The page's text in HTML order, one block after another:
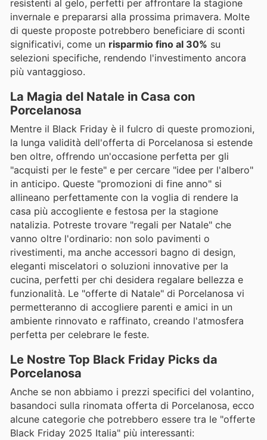
resistenti al gelo, perfetti per affrontare la stagione
invernale e prepararsi alla prossima primavera. Molte
di queste proposte potrebbero beneficiare di sconti
significativi, come un risparmio fino al 30% su
selezioni specifiche, rendendo l'investimento ancora
più vantaggioso.
La Magia del Natale in Casa con
Porcelanosa
Mentre il Black Friday è il fulcro di queste promozioni,
la lunga validità dell'offerta di Porcelanosa si estende
ben oltre, offrendo un'occasione perfetta per gli
"acquisti per le feste" e per cercare "idee per l'albero"
in anticipo. Queste "promozioni di fine anno" si
allineano perfettamente con la voglia di rendere la
casa più accogliente e festosa per la stagione
natalizia. Potreste trovare "regali per Natale" che
vanno oltre l'ordinario: non solo pavimenti o
rivestimenti, ma anche accessori bagno di design,
eleganti miscelatori o soluzioni innovative per la
cucina, perfetti per chi desidera regalare bellezza e
funzionalità. Le "offerte di Natale" di Porcelanosa vi
permetteranno di accogliere parenti e amici in un
ambiente rinnovato e raffinato, creando l'atmosfera
perfetta per celebrare le feste.
Le Nostre Top Black Friday Picks da
Porcelanosa
Anche se non abbiamo i prezzi specifici del volantino,
basandoci sulla rinomata offerta di Porcelanosa, ecco
alcune categorie che potrebbero essere tra le "offerte
Black Friday 2025 Italia" più interessanti: